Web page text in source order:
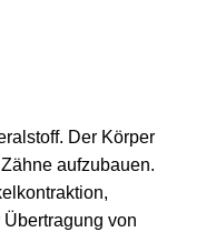
Der Körper
aufzubauen.
von